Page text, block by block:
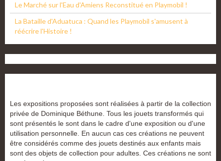
Le Marché sur l'Eau d'Amiens Reconstitué en Playmobil !
La Bataille d'Aduatuca : Quand les Playmobil s'amusent à
réécrire l'Histoire !
Les expositions proposées sont réalisées à partir de la collection
privée de Dominique Béthune. Tous les jouets transformés qui
sont présentés le sont dans le cadre d'une exposition ou d'une
utilisation personnelle. En aucun cas ces créations ne peuvent
être considérés comme des jouets destinés aux enfants mais
sont des objets de collection pour adultes. Ces créations ne sont